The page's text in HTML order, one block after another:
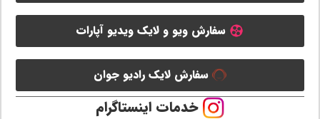
سفارش ویو و لایک ویدیو آپارات
سفارش لایک رادیو جوان
خدمات اینستاگرام